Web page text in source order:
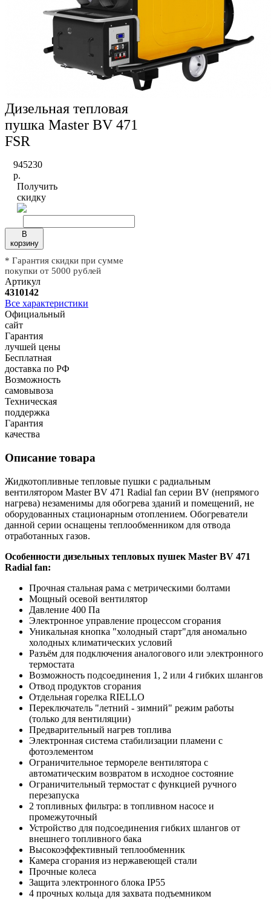
Дизельная тепловая
пушка Master BV 471
FSR
945230
р.
Получить
скидку
В
корзину
* Гарантия скидки при сумме
покупки от 5000 рублей
Артикул
4310142
Все характеристики
Официальный
сайт
Гарантия
лучшей цены
Бесплатная
доставка по РФ
Возможность
самовывоза
Техническая
поддержка
Гарантия
качества
Описание товара
Жидкотопливные тепловые пушки с радиальным
вентилятором Master BV 471 Radial fan серии BV (непрямого
нагрева) незаменимы для обогрева зданий и помещений, не
оборудованных стационарным отоплением. Обогреватели
данной серии оснащены теплообменником для отвода
отработанных газов.
Особенности дизельных тепловых пушек Master BV 471
Radial fan:
Прочная стальная рама с метрическими болтами
Мощный осевой вентилятор
Давление 400 Па
Электронное управление процессом сгорания
Уникальная кнопка "холодный старт"для аномально
холодных климатических условий
Разъём для подключения аналогового или электронного
термостата
Возможность подсоединения 1, 2 или 4 гибких шлангов
Отвод продуктов сгорания
Отдельная горелка RIELLO
Переключатель "летний - зимний" режим работы
(только для вентиляции)
Предварительный нагрев топлива
Электронная система стабилизации пламени с
фотоэлементом
Ограничительное термореле вентилятора с
автоматическим возвратом в исходное состояние
Ограничительный термостат с функцией ручного
перезапуска
2 топливных фильтра: в топливном насосе и
промежуточный
Устройство для подсоединения гибких шлангов от
внешнего топливного бака
Высокоэффективный теплообменник
Камера сгорания из нержавеющей стали
Прочные колеса
Защита электронного блока IP55
4 прочных кольца для захвата подъемником